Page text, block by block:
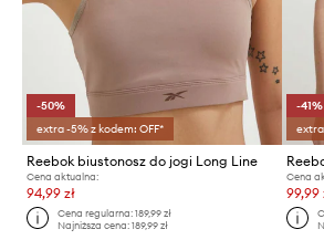
-50%
extra -5% z kodem: OFF*
Reebok biustonosz do jogi Long Line
Cena aktualna:
94,99 zł
Cena regularna:189,99 zł
Najniższa cena:189,99 zł
-41%
Cena
99,99